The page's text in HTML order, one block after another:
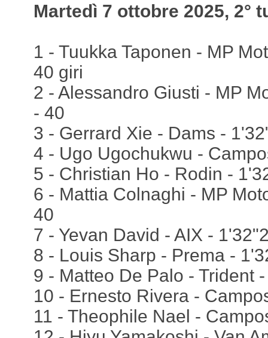
Martedì 7 ottobre 2025, 2°
1 - Tuukka Taponen - MP
40 giri
2 - Alessandro Giusti - MP
- 40
3 - Gerrard Xie - Dams -
4 - Ugo Ugochukwu -
5 - Christian Ho - Rodin -
6 - Mattia Colnaghi - MP
40
7 - Yevan David - AIX -
8 - Louis Sharp - Prema -
9 - Matteo De Palo - Trident
10 - Ernesto Rivera -
11 - Theophile Nael -